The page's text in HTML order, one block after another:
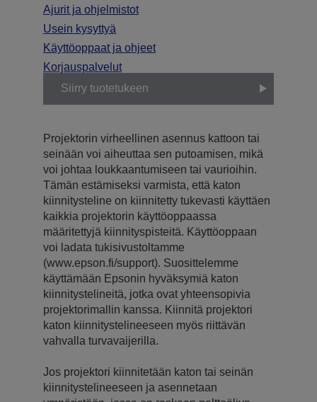
Ajurit ja ohjelmistot
Usein kysyttyä
Käyttöoppaat ja ohjeet
Korjauspalvelut
Siirry tuotetukeen
Projektorin virheellinen asennus kattoon tai
seinään voi aiheuttaa sen putoamisen, mikä
voi johtaa loukkaantumiseen tai vaurioihin.
Tämän estämiseksi varmista, että katon
kiinnitysteline on kiinnitetty tukevasti käyttäen
kaikkia projektorin käyttöoppaassa
määritettyjä kiinnityspisteitä. Käyttöoppaan
voi ladata tukisivustoltamme
(www.epson.fi/support). Suosittelemme
käyttämään Epsonin hyväksymiä katon
kiinnitystelineitä, jotka ovat yhteensopivia
projektorimallin kanssa. Kiinnitä projektori
katon kiinnitystelineeseen myös riittävän
vahvalla turvavaijerilla.
Jos projektori kiinnitetään katon tai seinän
kiinnitystelineeseen ja asennetaan